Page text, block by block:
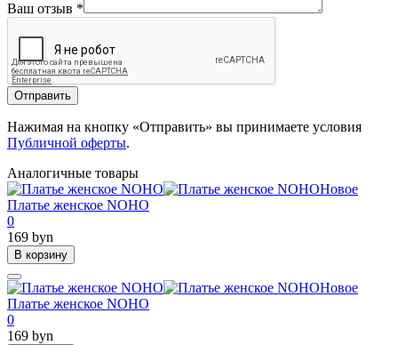
Ваш отзыв *
Отправить
Нажимая на кнопку «Отправить» вы принимаете условия
Публичной оферты.
Аналогичные товары
Новое
Платье женское NOHO
0
169 byn
В корзину
Новое
Платье женское NOHO
0
169 byn